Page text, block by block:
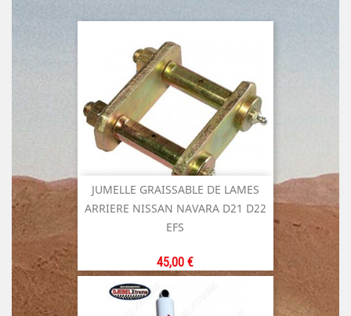
JUMELLE GRAISSABLE DE LAMES
ARRIERE NISSAN NAVARA D21 D22
EFS
Prix
45,00 €